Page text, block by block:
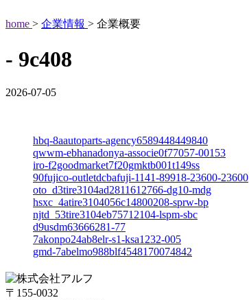
home > 企業情報 > 企業概要
- 9c408
2026-07-05
hbq-8aautoparts-agency6589448449840
qwwm-ebhanadonya-associe0f77057-00153
iro-f2goodmarket7f20gmktb001t149ss
90fujico-outletdcbafuji-1141-89918-23600-23600
oto_d3tire3104ad2811612766-dg10-mdg
hsxc_4atire3104056c14800208-sprw-bp
njtd_53tire3104eb75712104-lspm-sbc
d9usdm63666281-77
7akonpo24ab8elr-s1-ksa1232-005
gmd-7abelmo988blf4548170074842
〒155-0032